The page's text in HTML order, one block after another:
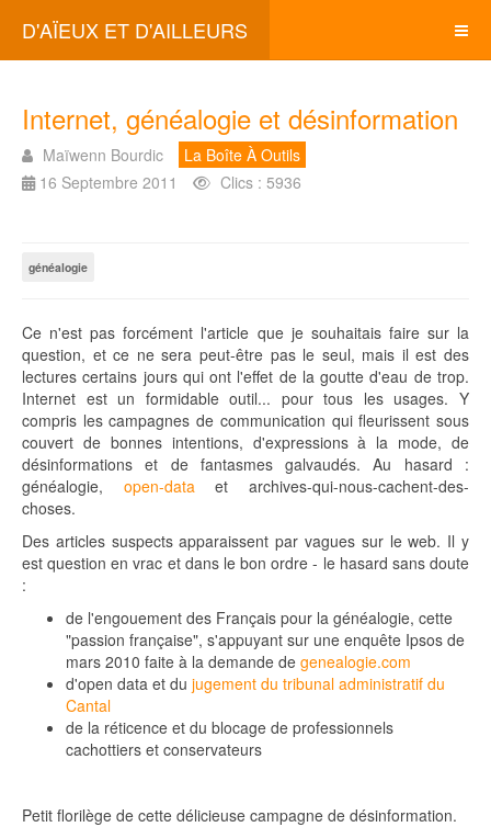
D'AÏEUX ET D'AILLEURS
Internet, généalogie et désinformation
Maïwenn Bourdic
La Boîte À Outils
16 Septembre 2011
Clics : 5936
généalogie
Ce n'est pas forcément l'article que je souhaitais faire sur la
question, et ce ne sera peut-être pas le seul, mais il est des
lectures certains jours qui ont l'effet de la goutte d'eau de trop.
Internet est un formidable outil... pour tous les usages. Y
compris les campagnes de communication qui fleurissent sous
couvert de bonnes intentions, d'expressions à la mode, de
désinformations et de fantasmes galvaudés. Au hasard :
généalogie, open-dataet archives-qui-nous-cachent-des-
choses.
Des articles suspects apparaissent par vagues sur le web. Il y
est question en vrac et dans le bon ordre - le hasard sans doute
:
de l'engouement des Français pour la généalogie, cette
"passion française", s'appuyant sur une enquête Ipsos de
mars 2010 faite à la demande de genealogie.com
d'open data et du jugement du tribunal administratif du
Cantal
de la réticence et du blocage de professionnels
cachottiers et conservateurs
Petit florilège de cette délicieuse campagne de désinformation.